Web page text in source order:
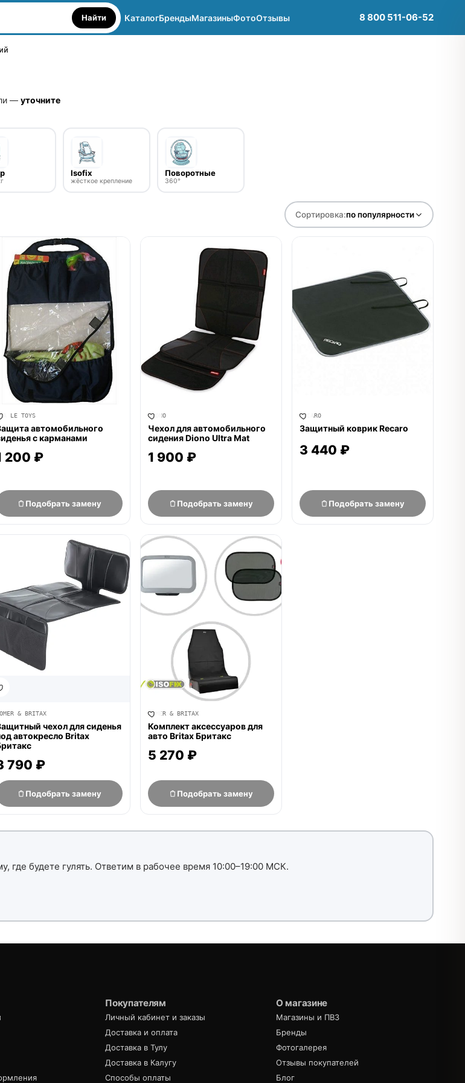
Найти КаталогБрендыМагазиныФотоОтзывы 8 800 511-06-52
— уточните
Isofix
жёсткое крепление
Поворотные
360°
Сортировка:по популярности
нет в продаже
LE TOYS
автомобильного
с карманами
200 ₽
Подобрать замену
DIONO
Чехол для автомобильного
сидения Diono Ultra Mat
1 900 ₽
Подобрать замену
RECARO
Защитный коврик Recaro
3 440 ₽
Подобрать замену
& BRITAX
чехол для сиденья
автокресло Britax
790 ₽
Подобрать замену
нет в продаже
ROMER & BRITAX
Комплект аксессуаров для
авто Britax Бритакс
5 270 ₽
Подобрать замену
где будете гулять. Ответим в рабочее время 10:00–19:00 МСК.
Покупателям
Личный кабинет и заказы
Доставка и оплата
Доставка в Тулу
Доставка в Калугу
Способы оплаты
О магазине
Магазины и ПВЗ
Бренды
Фотогалерея
Отзывы покупателей
Блог